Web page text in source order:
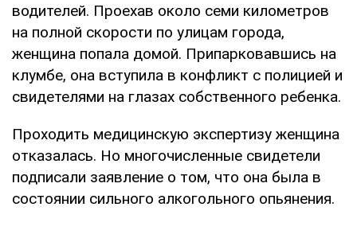
водителей. Проехав около семи километров
на полной скорости по улицам города,
женщина попала домой. Припарковавшись на
клумбе, она вступила в конфликт с полицией и
свидетелями на глазах собственного ребенка.
Проходить медицинскую экспертизу женщина
отказалась. Но многочисленные свидетели
подписали заявление о том, что она была в
состоянии сильного алкогольного опьянения.